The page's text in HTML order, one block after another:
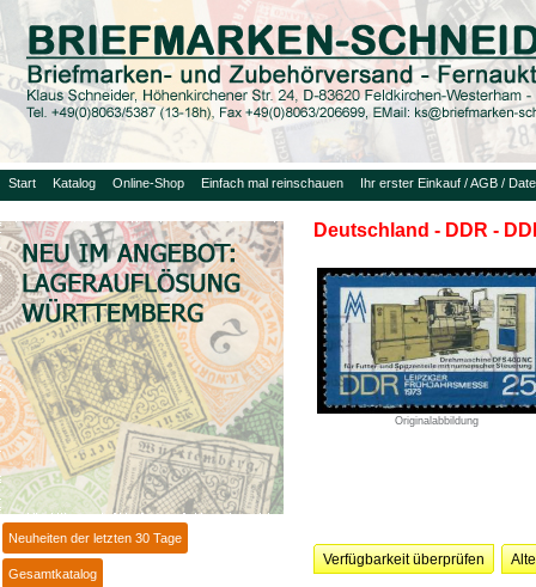
Start Katalog Online-Shop Einfach mal reinschauen Ihr erster Einkauf / AGB /
Neuheiten der letzten 30 Tage
Gesamtkatalog
Deutschland - DDR -
Originalabbildung
Verfügbarkeit überprüfen